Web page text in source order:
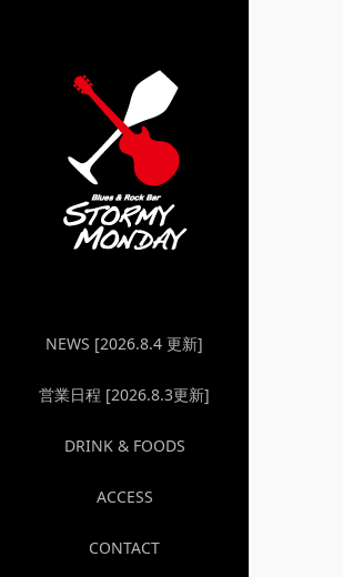
NEWS [2026.8.4 更新]
営業日程 [2026.8.3更新]
DRINK & FOODS
ACCESS
CONTACT